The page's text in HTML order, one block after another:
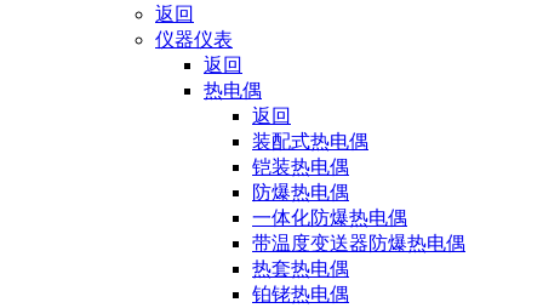
返回
仪器仪表
返回
热电偶
返回
装配式热电偶
铠装热电偶
防爆热电偶
一体化防爆热电偶
带温度变送器防爆热电偶
热套热电偶
铂铑热电偶